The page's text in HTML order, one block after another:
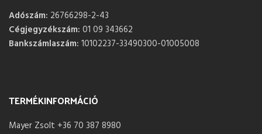
Adószám: 26766298-2-43
Cégjegyzékszám: 01 09 343662
Bankszámlaszám: 10102237-33490300-01005008
TERMÉKINFORMÁCIÓ
Mayer Zsolt +36 70 387 8980